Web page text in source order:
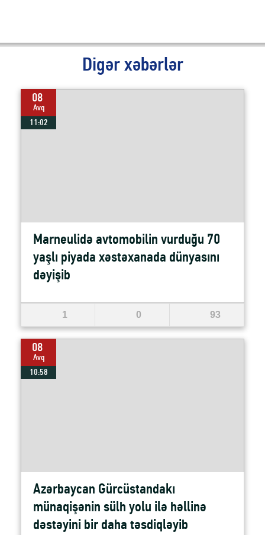
Digər xəbərlər
08
Avq
11:02
Marneulidə avtomobilin vurduğu 70
yaşlı piyada xəstəxanada dünyasını
dəyişib
1 0 93
08
Avq
10:58
Azərbaycan Gürcüstandakı
münaqişənin sülh yolu ilə həllinə
dəstəyini bir daha təsdiqləyib